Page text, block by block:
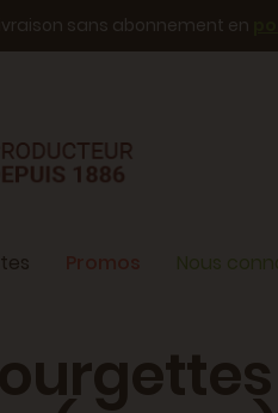
sans abonnement en
Nous